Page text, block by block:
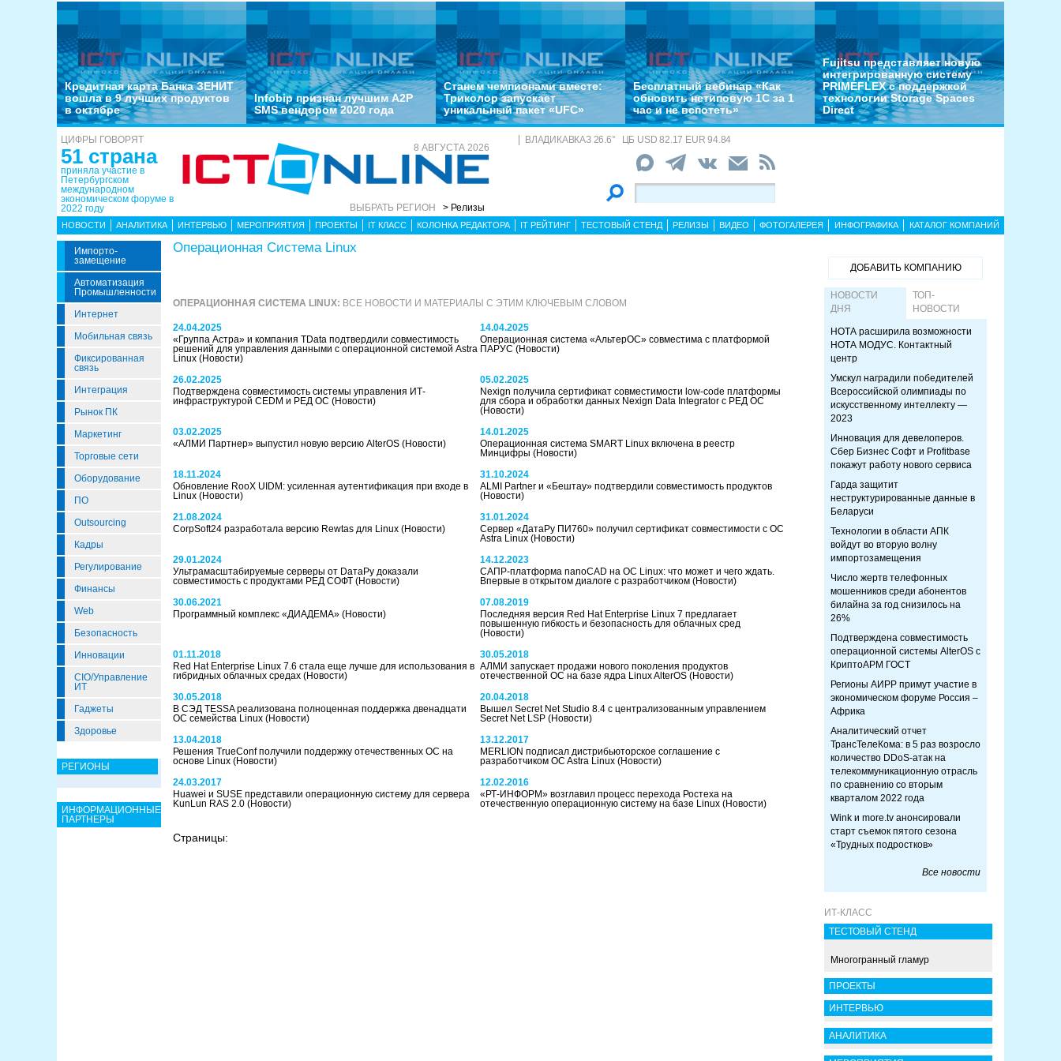
Кредитная карта Банка ЗЕНИТ
вошла в 9 лучших продуктов
в октябре
Infobip признан лучшим A2P
SMS вендором 2020 года
Станем чемпионами вместе:
Триколор запускает
уникальный пакет «UFC»
Бесплатный вебинар «Как
обновить нетиповую 1С за 1
час и не вспотеть»
Fujitsu представляет новую
интегрированную систему
PRIMEFLEX с поддержкой
технологии Storage Spaces
Direct
ЦИФРЫ ГОВОРЯТ
51 страна
приняла участие в
Петербургском
международном
экономическом форуме в
2022 году
8 АВГУСТА 2026
ВЫБРАТЬ РЕГИОН > Релизы
ВЛАДИКАВКАЗ 26.6° ЦБ USD 82.17 EUR 94.84
НОВОСТИ АНАЛИТИКА ИНТЕРВЬЮ МЕРОПРИЯТИЯ ПРОЕКТЫ IT КЛАСС КОЛОНКА РЕДАКТОРА IT РЕЙТИНГ ТЕСТОВЫЙ СТЕНД РЕЛИЗЫ ВИДЕО ФОТОГАЛЕРЕЯ ИНФОГРАФИКА КАТАЛОГ КОМПАНИЙ
Импорто­
Замещение
Автоматизация
Промышленности
Интернет
Мобильная связь
Фиксированная
связь
Интеграция
Рынок ПК
Маркетинг
Торговые сети
Оборудование
ПО
Outsourcing
Кадры
Регулирование
Финансы
Web
Безопасность
Инновации
CIO/Управление
ИТ
Гаджеты
Здоровье
РЕГИОНЫ
ИНФОРМАЦИОННЫЕ
ПАРТНЕРЫ
Операционная Система Linux
ОПЕРАЦИОННАЯ СИСТЕМА LINUX: ВСЕ НОВОСТИ И МАТЕРИАЛЫ С ЭТИМ КЛЮЧЕВЫМ СЛОВОМ
24.04.2025
«Группа Астра» и компания TData подтвердили совместимость
решений для управления данными с операционной системой Astra
Linux (Новости)
14.04.2025
Операционная система «АльтерОС» совместима с платформой
ПАРУС (Новости)
26.02.2025
Подтверждена совместимость системы управления ИТ-
инфраструктурой CEDM и РЕД ОС (Новости)
05.02.2025
Nexign получила сертификат совместимости low-code платформы
для сбора и обработки данных Nexign Data Integrator с РЕД ОС
(Новости)
03.02.2025
«АЛМИ Партнер» выпустил новую версию AlterOS (Новости)
14.01.2025
Операционная система SMART Linux включена в реестр
Минцифры (Новости)
18.11.2024
Обновление RooX UIDM: усиленная аутентификация при входе в
Linux (Новости)
31.10.2024
ALMI Partner и «Бештау» подтвердили совместимость продуктов
(Новости)
21.08.2024
CorpSoft24 разработала версию Rewtas для Linux (Новости)
31.01.2024
Сервер «ДатаРу ПИ760» получил сертификат совместимости с ОС
Astra Linux (Новости)
29.01.2024
Ультрамасштабируемые серверы от DатаРу доказали
совместимость с продуктами РЕД СОФТ (Новости)
14.12.2023
САПР-платформа nanoCAD на ОС Linux: что может и чего ждать.
Впервые в открытом диалоге с разработчиком (Новости)
30.06.2021
Программный комплекс «ДИАДЕМА» (Новости)
07.08.2019
Последняя версия Red Hat Enterprise Linux 7 предлагает
повышенную гибкость и безопасность для облачных сред
(Новости)
01.11.2018
Red Hat Enterprise Linux 7.6 стала еще лучше для использования в
гибридных облачных средах (Новости)
30.05.2018
АЛМИ запускает продажи нового поколения продуктов
отечественной ОС на базе ядра Linux AlterOS (Новости)
30.05.2018
В СЭД TESSA реализована полноценная поддержка двенадцати
ОС семейства Linux (Новости)
20.04.2018
Вышел Secret Net Studio 8.4 с централизованным управлением
Secret Net LSP (Новости)
13.04.2018
Решения TrueConf получили поддержку отечественных ОС на
основе Linux (Новости)
13.12.2017
MERLION подписал дистрибьюторское соглашение с
разработчиком OC Astra Linux (Новости)
24.03.2017
Huawei и SUSE представили операционную систему для сервера
KunLun RAS 2.0 (Новости)
12.02.2016
«РТ-ИНФОРМ» возглавил процесс перехода Ростеха на
отечественную операционную систему на базе Linux (Новости)
Страницы:
ДОБАВИТЬ КОМПАНИЮ
НОВОСТИ
ДНЯ
ТОП-
НОВОСТИ
НОТА расширила возможности
НОТА МОДУС. Контактный
центр
Умскул наградили победителей
Всероссийской олимпиады по
искусственному интеллекту —
2023
Инновация для девелоперов.
Сбер Бизнес Софт и Profitbase
покажут работу нового сервиса
Гарда защитит
неструктурированные данные в
Беларуси
Технологии в области АПК
войдут во вторую волну
импортозамещения
Число жертв телефонных
мошенников среди абонентов
билайна за год снизилось на
26%
Подтверждена совместимость
операционной системы AlterOS с
КриптоАРМ ГОСТ
Регионы АИРР примут участие в
экономическом форуме Россия –
Африка
Аналитический отчет
ТрансТелеКома: в 5 раз возросло
количество DDoS-атак на
телекоммуникационную отрасль
по сравнению со вторым
кварталом 2022 года
Wink и more.tv анонсировали
старт съемок пятого сезона
«Трудных подростков»
Все новости
ИТ-КЛАСС
ТЕСТОВЫЙ СТЕНД
Многогранный гламур
ПРОЕКТЫ
ИНТЕРВЬЮ
АНАЛИТИКА